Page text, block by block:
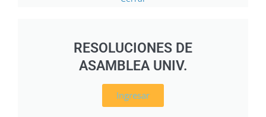
RESOLUCIONES DE
ASAMBLEA UNIV.
Ingresar